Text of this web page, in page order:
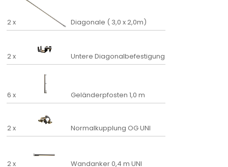
2 x Diagonale ( 3,0 x 2,0m)
2 x Untere Diagonalbefestigung
6 x Geländerpfosten 1,0 m
2 x Normalkupplung OG UNI
2 x Wandanker 0,4 m UNI